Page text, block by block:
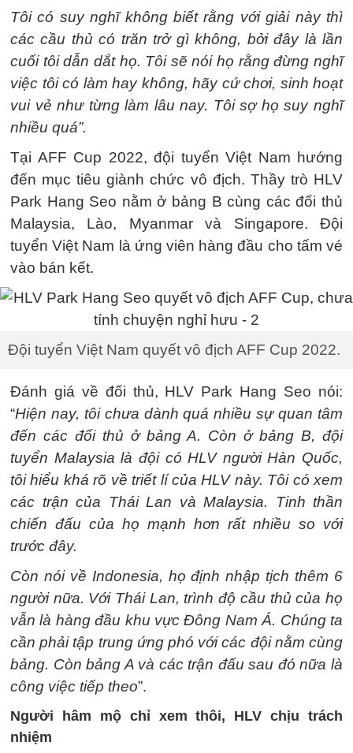
Tôi có suy nghĩ không biết rằng với giải này thì
các cầu thủ có trăn trở gì không, bởi đây là lần
cuối tôi dẫn dắt họ. Tôi sẽ nói họ rằng đừng nghĩ
việc tôi có làm hay không, hãy cứ chơi, sinh hoạt
vui vẻ như từng làm lâu nay. Tôi sợ họ suy nghĩ
nhiều quá”.
Tại AFF Cup 2022, đội tuyển Việt Nam hướng
đến mục tiêu giành chức vô địch. Thầy trò HLV
Park Hang Seo nằm ở bảng B cùng các đối thủ
Malaysia, Lào, Myanmar và Singapore. Đội
tuyển Việt Nam là ứng viên hàng đầu cho tấm vé
vào bán kết.
Đội tuyển Việt Nam quyết vô địch AFF Cup 2022.
Đánh giá về đối thủ, HLV Park Hang Seo nói:
“Hiện nay, tôi chưa dành quá nhiều sự quan tâm
đến các đối thủ ở bảng A. Còn ở bảng B, đội
tuyển Malaysia là đội có HLV người Hàn Quốc,
tôi hiểu khá rõ về triết lí của HLV này. Tôi có xem
các trận của Thái Lan và Malaysia. Tinh thần
chiến đấu của họ mạnh hơn rất nhiều so với
trước đây.
Còn nói về Indonesia, họ định nhập tịch thêm 6
người nữa. Với Thái Lan, trình độ cầu thủ của họ
vẫn là hàng đầu khu vực Đông Nam Á. Chúng ta
cần phải tập trung ứng phó với các đội nằm cùng
bảng. Còn bảng A và các trận đấu sau đó nữa là
công việc tiếp theo”.
Người hâm mộ chỉ xem thôi, HLV chịu trách
nhiệm